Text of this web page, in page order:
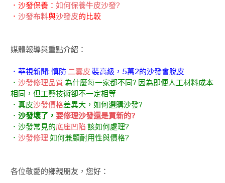
．沙發保養： 如何保養牛皮沙發?
． 沙發布料與沙發皮的比較
媒體報導與重點介紹：
．華視新聞: 慎防 二囊皮 裝高級，5萬2的沙發會脫皮
． 沙發修理品質為什麼每一家都不同? 因為即便人工材料成本
相同，但工藝技術卻不一定相等
．真皮沙發價格差異大，如何選購沙發?
． 沙發壞了， 要修理沙發還是買新的?
．沙發常見的底座凹陷 該如何處理?
． 沙發修理 如何兼顧耐用性與價格?
各位敬愛的鄉親朋友，您好：